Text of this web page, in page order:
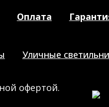
Оплата
Уличные
офертой.